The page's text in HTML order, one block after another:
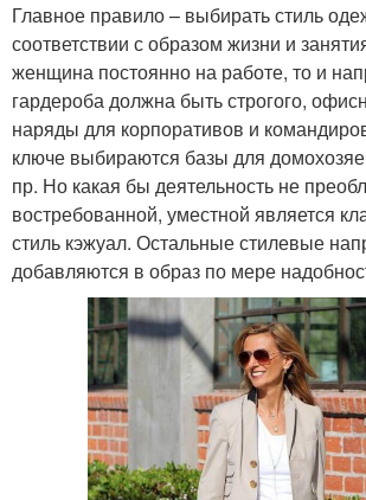
Главное правило – выбирать стиль
соответствии с образом жизни и
женщина постоянно на работе, то и
гардероба должна быть строгого,
наряды для корпоративов и
ключе выбираются базы для
пр. Но какая бы деятельность не
востребованной, уместной является
стиль кэжуал. Остальные стилевые
добавляются в образ по мере